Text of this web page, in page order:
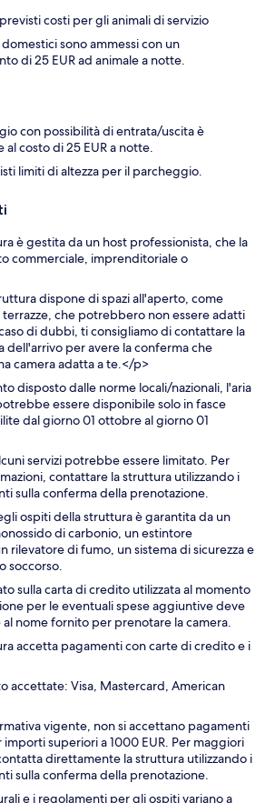
costi per gli animali di servizio
sono ammessi con un
di 25 EUR ad animale a notte.
con possibilità di entrata/uscita è
al costo di 25 EUR a notte.
limiti di altezza per il parcheggio.
è gestita da un host professionista, che la
commerciale, imprenditoriale o
dispone di spazi all'aperto, come
che potrebbero non essere adatti
di dubbi, ti consigliamo di contattare la
dell'arrivo per avere la conferma che
camera adatta a te.</p>
disposto dalle norme locali/nazionali, l'aria
essere disponibile solo in fasce
dal giorno 01 ottobre al giorno 01
servizi potrebbe essere limitato. Per
contattare la struttura utilizzando i
sulla conferma della prenotazione.
ospiti della struttura è garantita da un
di carbonio, un estintore
rilevatore di fumo, un sistema di sicurezza e
soccorso.
sulla carta di credito utilizzata al momento
per le eventuali spese aggiuntive deve
nome fornito per prenotare la camera.
accetta pagamenti con carte di credito e i
accettate: Visa, Mastercard, American
vigente, non si accettano pagamenti
superiori a 1000 EUR. Per maggiori
direttamente la struttura utilizzando i
sulla conferma della prenotazione.
e i regolamenti per gli ospiti variano a